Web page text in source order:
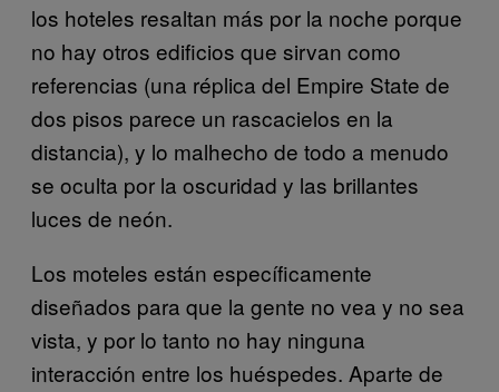
los hoteles resaltan más por la noche porque
no hay otros edificios que sirvan como
referencias (una réplica del Empire State de
dos pisos parece un rascacielos en la
distancia), y lo malhecho de todo a menudo
se oculta por la oscuridad y las brillantes
luces de neón.
Los moteles están específicamente
diseñados para que la gente no vea y no sea
vista, y por lo tanto no hay ninguna
interacción entre los huéspedes. Aparte de